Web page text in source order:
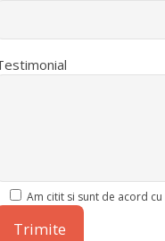
Am citit si sunt de acord cu